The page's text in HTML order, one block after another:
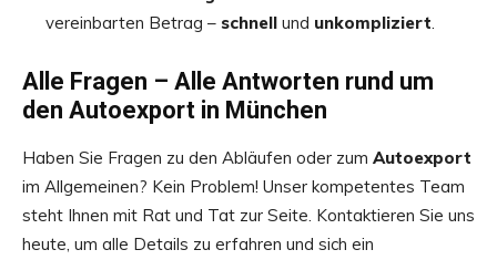
vereinbarten Betrag – schnell und unkompliziert.
Alle Fragen – Alle Antworten rund um
den Autoexport in München
Haben Sie Fragen zu den Abläufen oder zum Autoexport
im Allgemeinen? Kein Problem! Unser kompetentes Team
steht Ihnen mit Rat und Tat zur Seite. Kontaktieren Sie uns
heute, um alle Details zu erfahren und sich ein